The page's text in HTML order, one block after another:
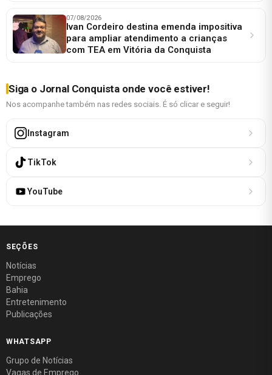
07/08/2026
Ivan Cordeiro destina emenda impositiva
para ampliar atendimento a crianças
com TEA em Vitória da Conquista
Siga o Jornal Conquista onde você estiver!
Nos acompanhe também nas redes sociais. É só clicar e seguir!
Instagram
TikTok
YouTube
SEÇÕES
Notícias
Emprego
Bahia
Entretenimento
Publicações
WHATSAPP
Grupo de Notícias
Vagas de Emprego